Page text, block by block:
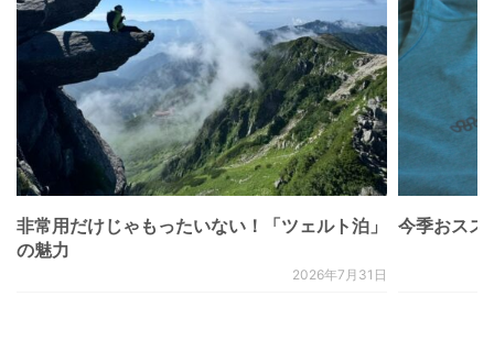
非常用だけじゃもったいない！「ツェルト泊」
の魅力
2026年7月31日
今季おスス